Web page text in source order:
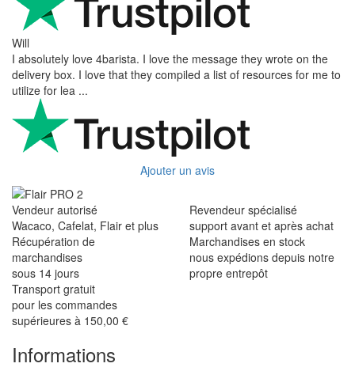
Will
I absolutely love 4barista. I love the message they wrote on the
delivery box. I love that they compiled a list of resources for me to
utilize for lea ...
Ajouter un avis
Vendeur autorisé
Wacaco, Cafelat, Flair et plus
Revendeur spécialisé
support avant et après achat
Récupération de
marchandises
sous 14 jours
Marchandises en stock
nous expédions depuis notre
propre entrepôt
Transport gratuit
pour les commandes
supérieures à 150,00 €
Informations